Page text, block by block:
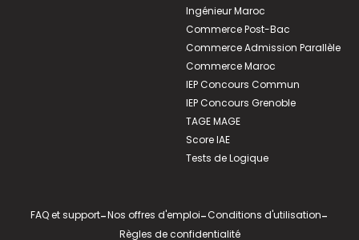
Ingénieur Maroc
Commerce Post-Bac
Commerce Admission Parallèle
Commerce Maroc
IEP Concours Commun
IEP Concours Grenoble
TAGE MAGE
Score IAE
Tests de Logique
FAQ et support-Nos offres d'emploi-Conditions d'utilisation-
Règles de confidentialité